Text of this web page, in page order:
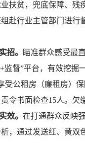
扶贫，兜底保障、
赴行业主管部门进
招。
瞄准群众感受最
监督”平台，有效挖
受公租房（廉租房）
令书面检查15人。
效。 在打通群众反映
，通过发送红、黄